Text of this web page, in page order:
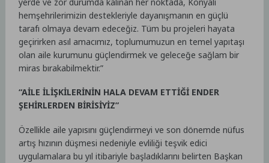
hemşehrilerimizin destekleriyle dayanışmanın en güçlü
tarafı olmaya devam edeceğiz. Tüm bu projeleri hayata
geçirirken asıl amacımız, toplumumuzun en temel yapıtaşı
olan aile kurumunu güçlendirmek ve geleceğe sağlam bir
miras bırakabilmektir.”
“AİLE İLİŞKİLERİNİN HALA DEVAM ETTİĞİ ENDER
ŞEHİRLERDEN BİRİSİYİZ”
Özellikle aile yapısını güçlendirmeyi ve son dönemde nüfus
artış hızının düşmesi nedeniyle evliliği teşvik edici
uygulamalara bu yıl itibariyle başladıklarını belirten Başkan